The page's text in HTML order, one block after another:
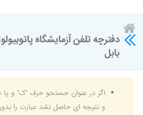
دفترچه تلفن آزمایشگاه
بابل
اگر در عنوان جستجو حرف "ک" و
و نتیجه ای حاصل نشد عبارت را